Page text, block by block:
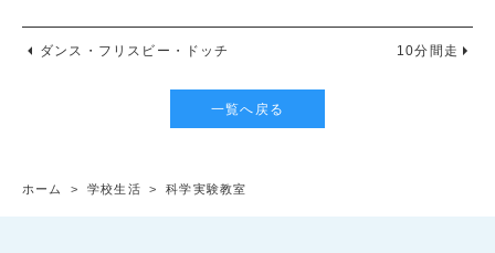
ダンス・フリスビー・ドッチ 10分間走
一覧へ戻る
ホーム > 学校生活 > 科学実験教室